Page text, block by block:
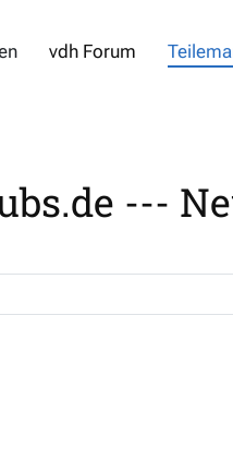
vdh Forum
---